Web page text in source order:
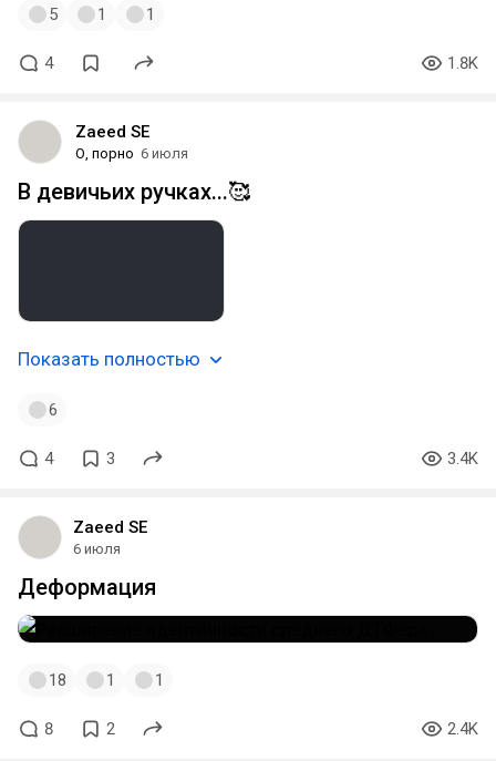
5 1 1
4 1.8K
Zaeed SE
О, порно 6 июля
В девичьих ручках...🥰
Показать полностью
6
4 3 3.4K
Zaeed SE
6 июля
Деформация
18 1 1
8 2 2.4K